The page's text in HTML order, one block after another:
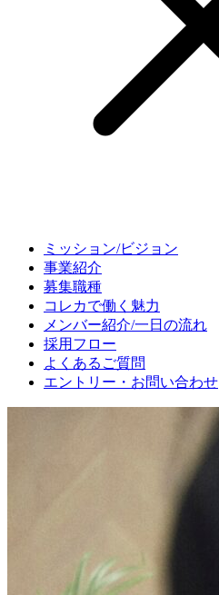
ミッション/ビジョン
事業紹介
募集職種
コレカで働く魅力
メンバー紹介/一日の流れ
採用フロー
よくあるご質問
エントリー・お問い合わせ